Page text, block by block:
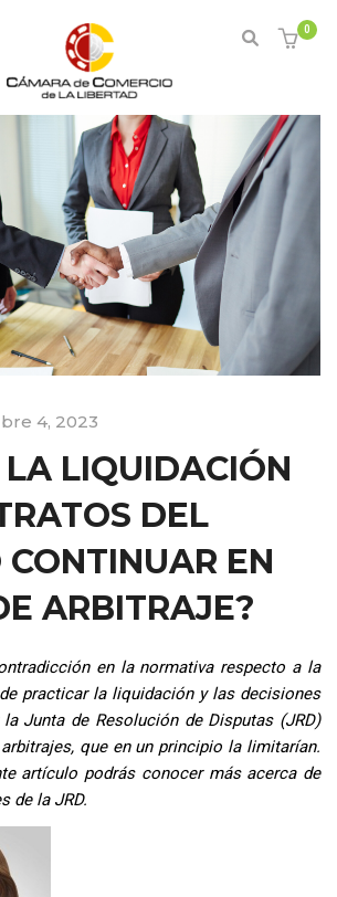
0
4, 2023
LIQUIDACIÓN
DEL
CONTINUAR EN
ARBITRAJE?
en la normativa respecto a la
practicar la liquidación y las decisiones
Junta de Resolución de Disputas (JRD)
que en un principio la limitarían.
artículo podrás conocer más acerca de
de la JRD.